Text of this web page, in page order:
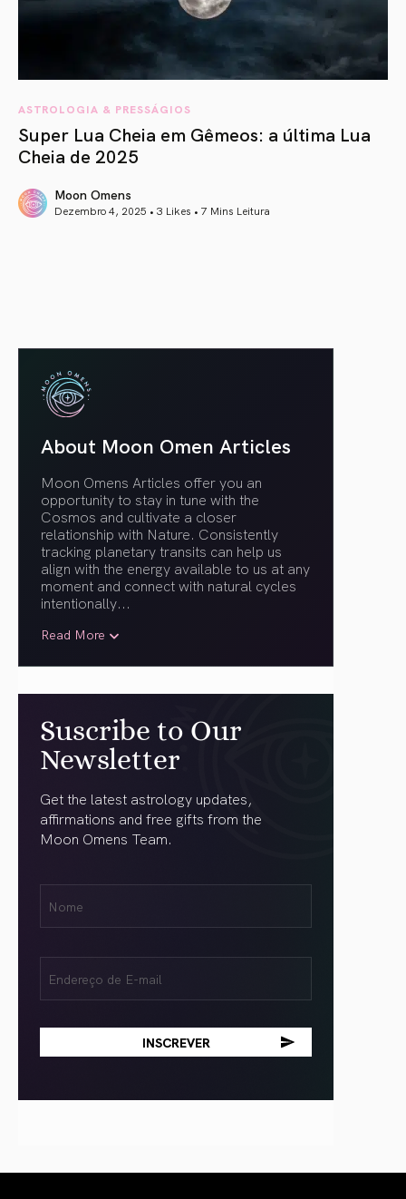
ASTROLOGIA & PRESSÁGIOS
Super Lua Cheia em Gêmeos: a última Lua
Cheia de 2025
Moon Omens
Dezembro 4, 2025 • 3 Likes • 7 Mins Leitura
About Moon Omen Articles
Moon Omens Articles offer you an
opportunity to stay in tune with the
Cosmos and cultivate a closer
relationship with Nature. Consistently
tracking planetary transits can help us
align with the energy available to us at any
moment and connect with natural cycles
intentionally...
Read More
Suscribe to Our
Newsletter
Get the latest astrology updates,
affirmations and free gifts from the
Moon Omens Team.
(obrigatório)
(obrigatório)